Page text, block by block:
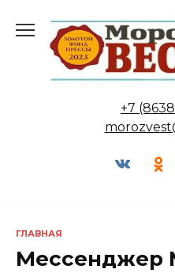
содержанию
+7
ГЛАВНАЯ
Мессенджер